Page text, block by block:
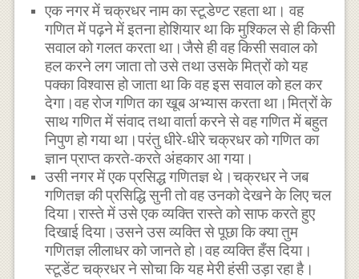
एक नगर में चक्रधर नाम का स्टूडेण्ट रहता था। वह
गणित में पढ़ने में इतना होशियार था कि मुश्किल से ही किसी
सवाल को गलत करता था।जैसे ही वह किसी सवाल को
हल करने लग जाता तो उसे तथा उसके मित्रों को यह
पक्का विश्वास हो जाता था कि वह इस सवाल को हल कर
देगा।वह रोज गणित का खूब अभ्यास करता था।मित्रों के
साथ गणित में संवाद तथा वार्ता करने से वह गणित में बहुत
निपुण हो गया था।परंतु धीरे-धीरे चक्रधर को गणित का
ज्ञान प्राप्त करते-करते अंहकार आ गया।
उसी नगर में एक प्रसिद्ध गणितज्ञ थे।चक्रधर ने जब
गणितज्ञ की प्रसिद्धि सुनी तो वह उनको देखने के लिए चल
दिया।रास्ते में उसे एक व्यक्ति रास्ते को साफ करते हुए
दिखाई दिया।उसने उस व्यक्ति से पूछा कि क्या तुम
गणितज्ञ लीलाधर को जानते हो।वह व्यक्ति हँस दिया।
स्टूडेंट चक्रधर ने सोचा कि यह मेरी हंसी उड़ा रहा है।